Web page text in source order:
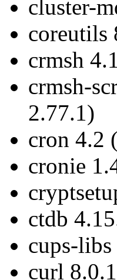
cluster-
coreutils
crmsh
crmsh-
2.77.1)
cron 4.2
cronie
ctdb
cups-
curl